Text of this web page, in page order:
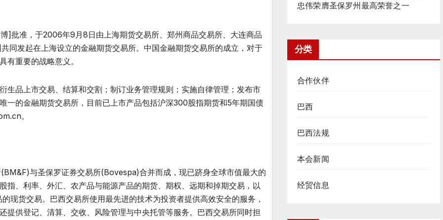
]批准，于2006年9月8日由上海期货交易所、郑州商品交易所、大连商品
发起在上海设立的金融期货交易所。中国金融期货交易所的成立，对于
有重要的战略意义。
生品上市交易、结算和交割；制订业务管理规则；实施自律管理；发布市
一的金融期货交易所，目前已上市产品包括沪深300股指期货和5年期国债
。
与圣保罗证券交易所(Bovespa)合并而成，现已跻身全球市值最大的
指、利率、外汇、农产品与能源产品的期货、期权、远期和掉期交易，以
货交易。巴西交易所使用最先进的技术为投资者提供高效安全的服务，
供登记、清算、交收、风险管理与中央托管等服务。巴西交易所同时担
忠伟荣膺圣保罗州最高荣誉之一
分类
合作伙伴
巴西
巴西法规
本会新闻
经贸信息